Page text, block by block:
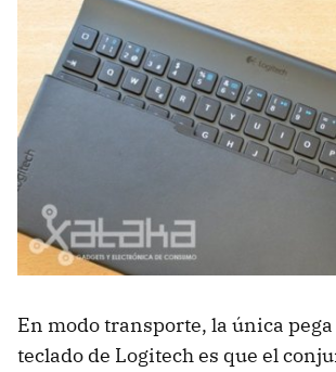
En modo transporte, la única pega
teclado de Logitech es que el